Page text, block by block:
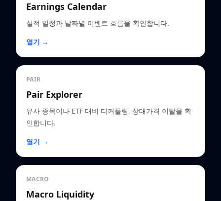
Earnings Calendar
실적 일정과 날짜별 이벤트 흐름을 확인합니다.
열기 →
PAIR
Pair Explorer
유사 종목이나 ETF 대비 디커플링, 상대가격 이탈을 확
인합니다.
열기 →
MACRO
Macro Liquidity